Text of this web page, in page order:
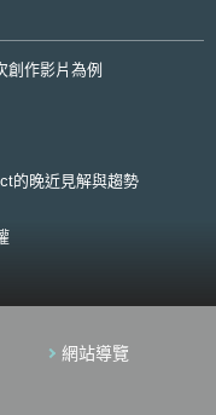
流向管理標準。建議出口
伴建立良好法遵機制。
署長侯勝茂先前表示，要
而且雙方健在」的限制，
間，將耗費相當時日，更
創作影片為例
的晚近見解與趨勢
網站導覽